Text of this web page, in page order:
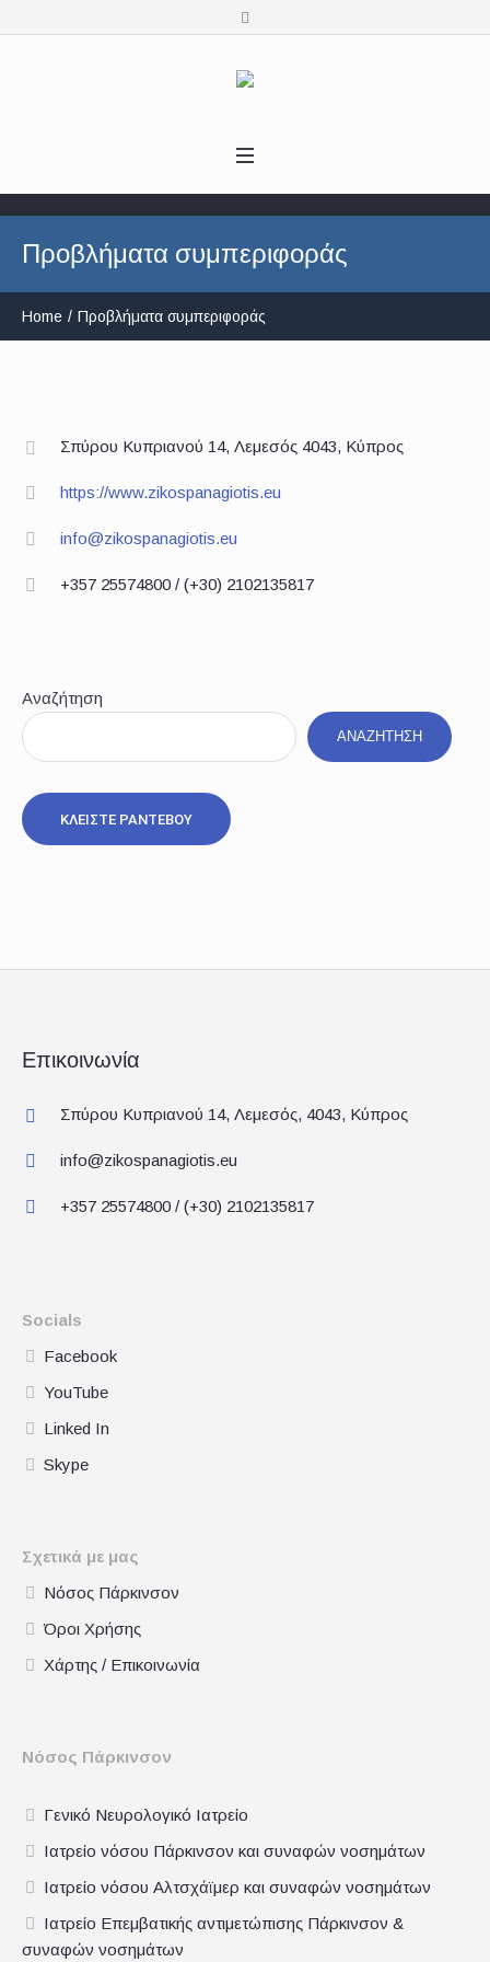
Προβλήματα συμπεριφοράς
Home / Προβλήματα συμπεριφοράς
Σπύρου Κυπριανού 14, Λεμεσός 4043, Κύπρος
https://www.zikospanagiotis.eu
info@zikospanagiotis.eu
+357 25574800 / (+30) 2102135817
Αναζήτηση
ΑΝΑΖΉΤΗΣΗ
ΚΛΕΙΣΤΕ ΡΑΝΤΕΒΟΥ
Επικοινωνία
Σπύρου Κυπριανού 14, Λεμεσός, 4043, Κύπρος
info@zikospanagiotis.eu
+357 25574800 / (+30) 2102135817
Socials
Facebook
YouTube
Linked In
Skype
Σχετικά με μας
Νόσος Πάρκινσον
Όροι Χρήσης
Χάρτης / Επικοινωνία
Νόσος Πάρκινσον
Γενικό Νευρολογικό Ιατρείο
Ιατρείο νόσου Πάρκινσον και συναφών νοσημάτων
Ιατρείο νόσου Αλτσχάϊμερ και συναφών νοσημάτων
Ιατρείο Επεμβατικής αντιμετώπισης Πάρκινσον &
συναφών νοσημάτων